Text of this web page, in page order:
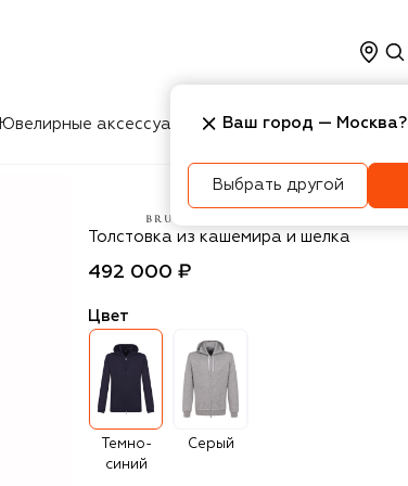
Ювелирные аксессуары Косметика Интерьер
Brunello Cucinelli
Толстовка из кашемира и шелка
492 000 ₽
Цвет
Темно-
синий
Серый
Ваш город — Москва?
Выбрать другой